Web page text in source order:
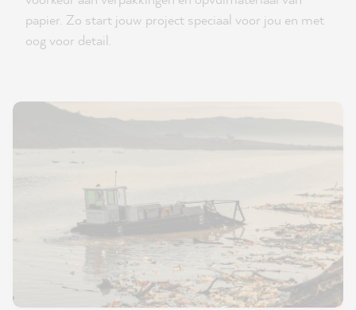
papier. Zo start jouw project speciaal voor jou en met
oog voor detail.